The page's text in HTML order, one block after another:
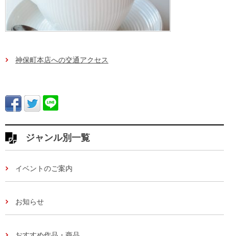
神保町本店への交通アクセス
ジャンル別一覧
イベントのご案内
お知らせ